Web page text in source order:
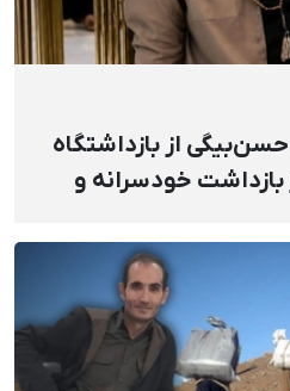
از بازداشتگاه
پس از ۱۶ روز بازداشت خودسرانه و